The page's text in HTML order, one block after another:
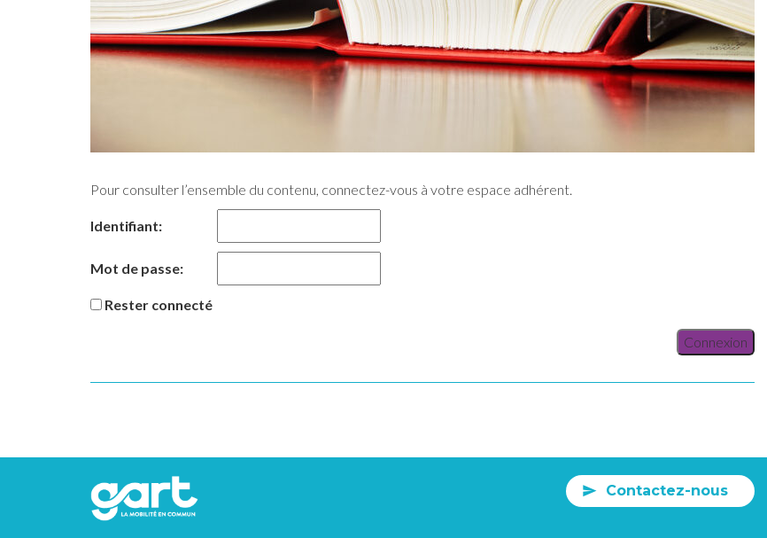
Pour consulter l’ensemble du contenu, connectez-vous à votre espace adhérent.
Identifiant:
Mot de passe:
Rester connecté
Connexion
Contactez-nous